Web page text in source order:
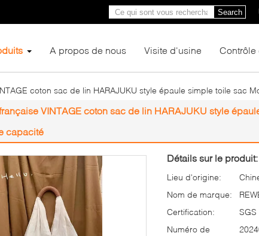
Search
A propos de nous Visite d'usine Contrôle
coton sac de lin HARAJUKU style épaule simple toile sac
VINTAGE coton sac de lin HARAJUKU style
capacité
Détails sur le produit:
Lieu d'origine:
Nom de marque:
Certification:
SGS
Numéro de